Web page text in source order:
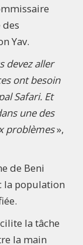
Yav.
devez aller
ont besoin
Safari. Et
une des
problèmes»,
de Beni
la population
la tâche
la main